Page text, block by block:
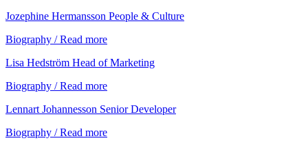
Jozephine Hermansson People & Culture
Biography / Read more
Lisa Hedström Head of Marketing
Biography / Read more
Lennart Johannesson Senior Developer
Biography / Read more